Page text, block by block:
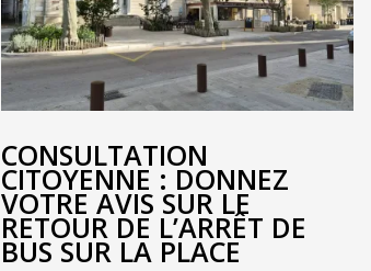
CONSULTATION
CITOYENNE : DONNEZ
VOTRE AVIS SUR LE
RETOUR DE L’ARRÊT DE
BUS SUR LA PLACE